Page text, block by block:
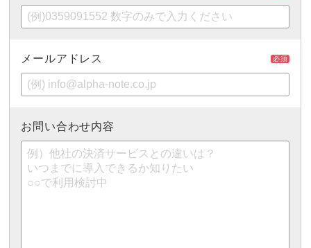
メールアドレス 必須
お問い合わせ内容